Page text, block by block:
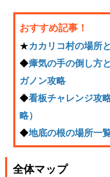
おすすめ記事！
★カカリコ村の場所
◆瘴気の手の倒し方
ガノン攻略
◆看板チャレンジ攻
略）
◆地底の根の場所一
全体マップ